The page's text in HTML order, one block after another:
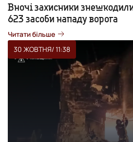
Вночі захисники
623 засоби нападу ворога
Читати більше
30 ЖОВТНЯ/ 11:38